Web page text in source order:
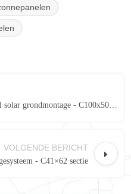
VOLGENDE BERICHT
- C41×62 sectie